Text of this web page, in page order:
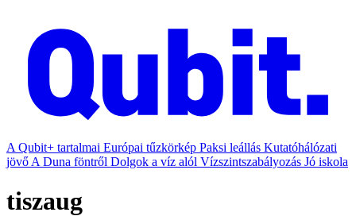
A Qubit+ tartalmai Európai tűzkörkép Paksi leállás Kutatóhálózati
jövő A Duna föntről Dolgok a víz alól Vízszintszabályozás Jó iskola
tiszaug